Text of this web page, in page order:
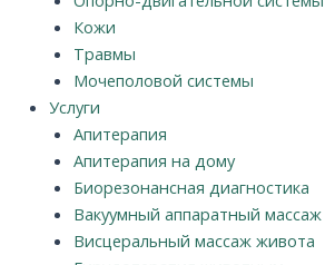
Кожи
Травмы
Мочеполовой системы
Услуги
Апитерапия
Апитерапия на дому
Биорезонансная диагностика
Вакуумный аппаратный массаж
Висцеральный массаж живота